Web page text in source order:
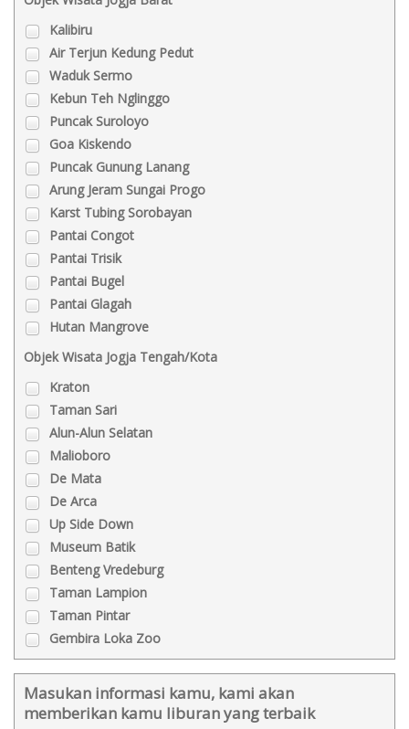
Kalibiru
Air Terjun Kedung Pedut
Waduk Sermo
Kebun Teh Nglinggo
Puncak Suroloyo
Goa Kiskendo
Puncak Gunung Lanang
Arung Jeram Sungai Progo
Karst Tubing Sorobayan
Pantai Congot
Pantai Trisik
Pantai Bugel
Pantai Glagah
Hutan Mangrove
Objek Wisata Jogja Tengah/Kota
Kraton
Taman Sari
Alun-Alun Selatan
Malioboro
De Mata
De Arca
Up Side Down
Museum Batik
Benteng Vredeburg
Taman Lampion
Taman Pintar
Gembira Loka Zoo
Masukan informasi kamu, kami akan
memberikan kamu liburan yang terbaik